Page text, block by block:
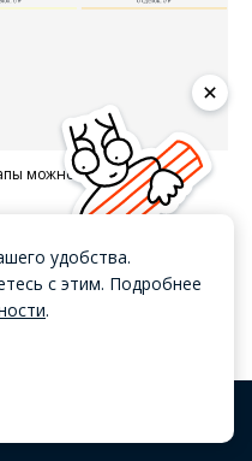
можно настроить.
отчёты по
работе менеджеров.
задачам,
удобства.
с этим. Подробнее
.